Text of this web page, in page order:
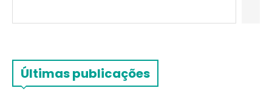
Últimas publicações